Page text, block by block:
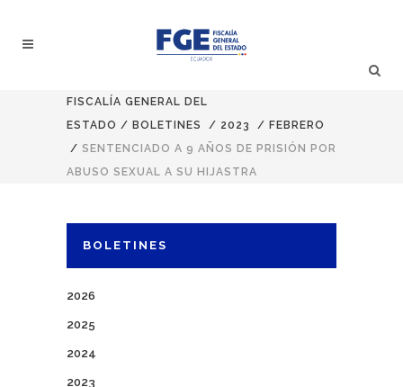
FISCALÍA GENERAL DEL
ESTADO / BOLETINES / 2023 / FEBRERO
/ SENTENCIADO A 9 AÑOS DE PRISIÓN POR
ABUSO SEXUAL A SU HIJASTRA
BOLETINES
2026
2025
2024
2023